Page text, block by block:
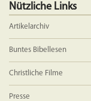
Nützliche Links
Artikelarchiv
Buntes Bibellesen
Christliche Filme
Presse